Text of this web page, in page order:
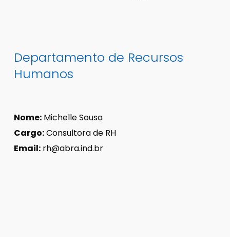
Departamento de Recursos
Humanos
Nome: Michelle Sousa
Cargo:Consultora de RH
Email: rh@abra.ind.br